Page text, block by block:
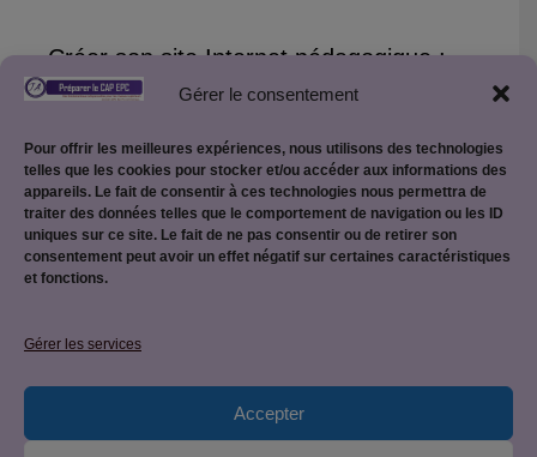
Gérer le consentement
Pour offrir les meilleures expériences, nous utilisons des technologies
telles que les cookies pour stocker et/ou accéder aux informations des
appareils. Le fait de consentir à ces technologies nous permettra de
traiter des données telles que le comportement de navigation ou les ID
uniques sur ce site. Le fait de ne pas consentir ou de retirer son
consentement peut avoir un effet négatif sur certaines caractéristiques
et fonctions.
Gérer les services
Accepter
Créer son site Internet pédagogique :
Politique de confidentialité